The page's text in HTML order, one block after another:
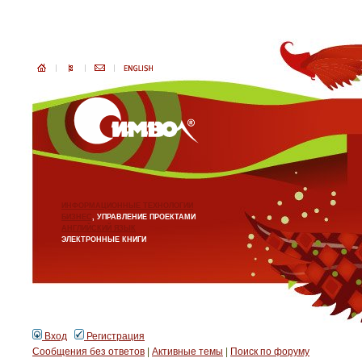
ИНФОРМАЦИОННЫЕ ТЕХНОЛОГИИ
БИЗНЕС, УПРАВЛЕНИЕ ПРОЕКТАМИ
АНГЛИЙСКИЙ ЯЗЫК
ЭЛЕКТРОННЫЕ КНИГИ
Вход
Регистрация
Сообщения без ответов
Активные темы Поиск по форуму